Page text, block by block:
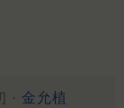
· 金允植